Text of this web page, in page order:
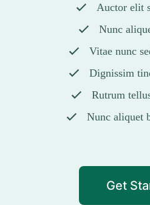
Auctor elit
Nunc
Vitae nunc
Dignissim
Rutrum
Nunc aliquet
Get